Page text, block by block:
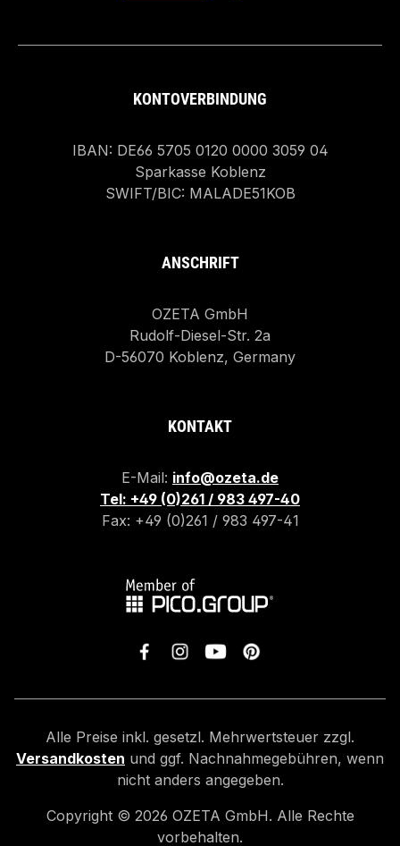
KONTOVERBINDUNG
IBAN: DE66 5705 0120 0000 3059 04
Sparkasse Koblenz
SWIFT/BIC: MALADE51KOB
ANSCHRIFT
OZETA GmbH
Rudolf-Diesel-Str. 2a
D-56070 Koblenz, Germany
KONTAKT
E-Mail: info@ozeta.de
Tel: +49 (0)261 / 983 497-40
Fax: +49 (0)261 / 983 497-41
Alle Preise inkl. gesetzl. Mehrwertsteuer zzgl.
Versandkosten und ggf. Nachnahmegebühren, wenn
nicht anders angegeben.
Copyright © 2026 OZETA GmbH. Alle Rechte
vorbehalten.